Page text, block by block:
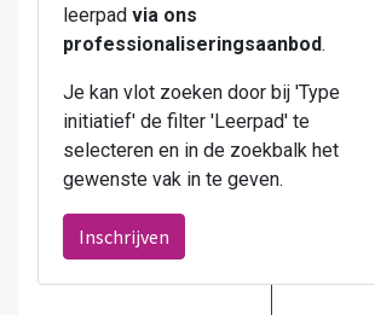
leerpad via ons
professionaliseringsaanbod.
Je kan vlot zoeken door bij 'Type
initiatief' de filter 'Leerpad' te
selecteren en in de zoekbalk het
gewenste vak in te geven.
Inschrijven